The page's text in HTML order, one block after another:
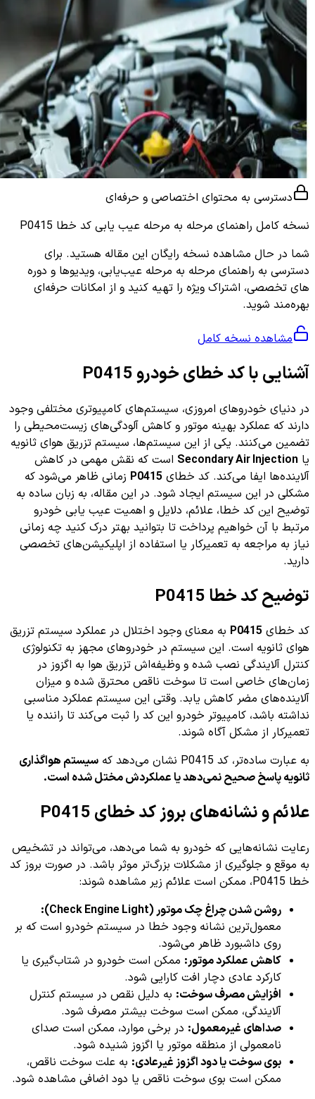
دسترسی به محتوای اختصاصی و حرفه‌ای
نسخه کامل راهنمای مرحله به مرحله عیب یابی کد خطا P0415
شما در حال مشاهده نسخه رایگان این مقاله هستید. برای
دسترسی به راهنمای مرحله به مرحله عیب‌یابی، ویدیوها و دوره
های تخصصی، اشتراک ویژه را تهیه کنید و از امکانات حرفه‌ای
بهره‌مند شوید.
مشاهده نسخه کامل
آشنایی با کد خطای خودرو P0415
در دنیای خودروهای امروزی، سیستم‌های کامپیوتری مختلفی وجود
دارند که عملکرد بهینه موتور و کاهش آلودگی‌های زیست‌محیطی را
تضمین می‌کنند. یکی از این سیستم‌ها، سیستم تزریق هوای ثانویه
یا Secondary Air Injection است که نقش مهمی در کاهش
آلاینده‌ها ایفا می‌کند. کد خطای P0415 زمانی ظاهر می‌شود که
مشکلی در این سیستم ایجاد شود. در این مقاله، به زبان ساده به
توضیح این کد خطا، علائم، دلایل و اهمیت عیب یابی خودرو
مرتبط با آن خواهیم پرداخت تا بتوانید بهتر درک کنید چه زمانی
نیاز به مراجعه به تعمیرکار یا استفاده از اپلیکیشن‌های تخصصی
دارید.
توضیح کد خطا P0415
کد خطای P0415 به معنای وجود اختلال در عملکرد سیستم تزریق
هوای ثانویه است. این سیستم در خودرو‌های مجهز به تکنولوژی
کنترل آلایندگی نصب شده و وظیفه‌اش تزریق هوا به اگزوز در
زمان‌های خاصی است تا سوخت ناقص محترق شده و میزان
آلاینده‌های مضر کاهش یابد. وقتی این سیستم عملکرد مناسبی
نداشته باشد، کامپیوتر خودرو این کد را ثبت می‌کند تا راننده یا
تعمیرکار از مشکل آگاه شوند.
به عبارت ساده‌تر، کد P0415 نشان می‌دهد که
سیستم هواگذاری
ثانویه پاسخ صحیح نمی‌دهد یا عملکردش مختل شده است.
علائم و نشانه‌های بروز کد خطای P0415
رعایت نشانه‌هایی که خودرو به شما می‌دهد، می‌تواند در تشخیص
به موقع و جلوگیری از مشکلات بزرگ‌تر موثر باشد. در صورت بروز کد
خطا P0415، ممکن است علائم زیر مشاهده شوند:
روشن شدن چراغ چک موتور (Check Engine Light):
معمول‌ترین نشانه وجود خطا در سیستم خودرو است که بر
روی داشبورد ظاهر می‌شود.
کاهش عملکرد موتور: ممکن است خودرو در شتاب‌گیری یا
کارکرد عادی دچار افت کارایی شود.
افزایش مصرف سوخت: به دلیل نقص در سیستم کنترل
آلایندگی، ممکن است سوخت بیشتر مصرف شود.
صداهای غیرمعمول: در برخی موارد، ممکن است صدای
نامعمولی از منطقه موتور یا اگزوز شنیده شود.
بوی سوخت یا دود اگزوز غیرعادی: به علت سوخت ناقص،
ممکن است بوی سوخت ناقص یا دود اضافی مشاهده شود.